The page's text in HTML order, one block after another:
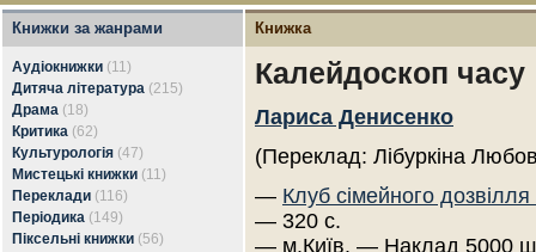
Книжки за жанрами
Аудіокнижки (11)
Дитяча література (215)
Драма (18)
Критика (62)
Культурологія (47)
Мистецькі книжки (11)
Переклади (116)
Періодика (149)
Піксельні книжки (56)
Книжка
Калейдоскоп часу
Лариса Денисенко
(Переклад: Лібуркіна
— Клуб сімейного
— 320 с.
— м.Київ. — Наклад 5000